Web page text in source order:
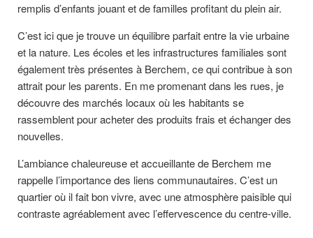
remplis d’enfants jouant et de familles profitant du plein air.
C’est ici que je trouve un équilibre parfait entre la vie urbaine
et la nature. Les écoles et les infrastructures familiales sont
également très présentes à Berchem, ce qui contribue à son
attrait pour les parents. En me promenant dans les rues, je
découvre des marchés locaux où les habitants se
rassemblent pour acheter des produits frais et échanger des
nouvelles.
L’ambiance chaleureuse et accueillante de Berchem me
rappelle l’importance des liens communautaires. C’est un
quartier où il fait bon vivre, avec une atmosphère paisible qui
contraste agréablement avec l’effervescence du centre-ville.